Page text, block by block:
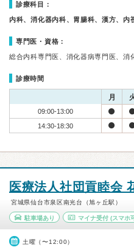
診療科目：
内科、消化器内科、胃腸科、漢方、内
専門医・資格：
総合内科専門医、消化器病専門医、消
診療時間
月
09:00-13:00
14:30-18:30
医療法人社団貢睦会
宮城県仙台市泉区南光台（旭ヶ丘駅）
駐車場あり マイナ受付(スマホ
土曜（〜12:00）